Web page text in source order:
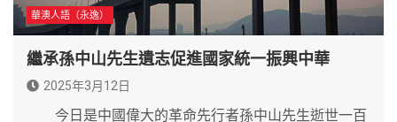
華澳人語（永逸）
繼承孫中山先生遺志促進國家統一振興中華
2025年3月12日
今日是中國偉大的革命先行者孫中山先生逝世一百